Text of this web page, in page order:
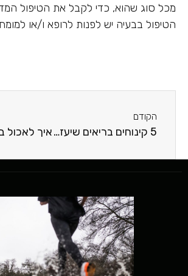
מכל סוג שהוא, כדי לקבל את הטיפול
הטיפול בבעיה יש לפנות לרופא ו/או
הקודם
5 קינוחים בריאים שיעזרו לכם לשמור על המשקל